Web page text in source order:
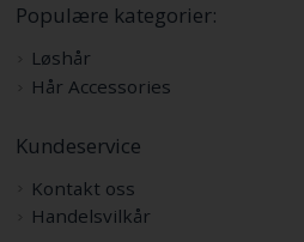
Populære kategorier:
Løshår
Hår Accessories
Kundeservice
Kontakt oss
Handelsvilkår